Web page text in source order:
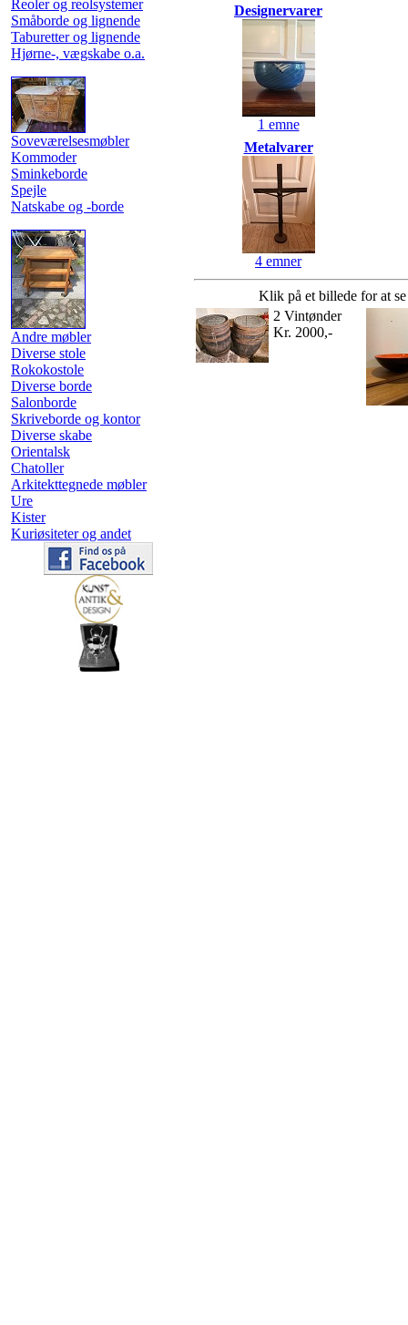
Reoler og reolsystemer
Småborde og lignende
Taburetter og lignende
Hjørne-, vægskabe o.a.
Soveværelsesmøbler
Kommoder
Sminkeborde
Spejle
Natskabe og -borde
Andre møbler
Diverse stole
Rokokostole
Diverse borde
Salonborde
Skriveborde og kontor
Diverse skabe
Orientalsk
Chatoller
Arkitekttegnede møbler
Ure
Kister
Kuriøsiteter og andet
Designervarer
1 emne
Metalvarer
4 emner
Klik på et billede for at
2 Vintønder
Kr. 2000,-